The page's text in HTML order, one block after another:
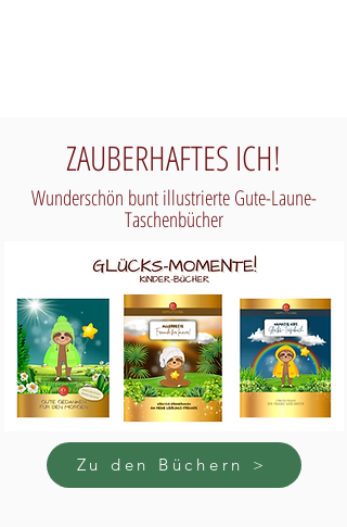
ZAUBERHAFTES ICH!
Wunderschön bunt illustrierte Gute-Laune-
Taschenbücher
Zu den Büchern >